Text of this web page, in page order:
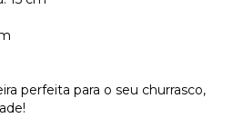
perfeita para o seu churrasco,